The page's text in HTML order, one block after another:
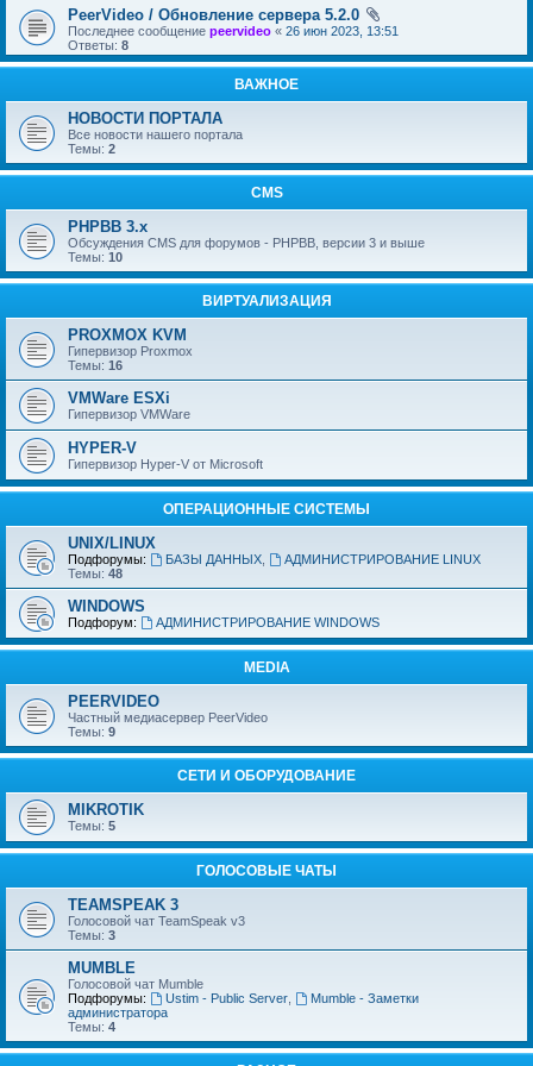
PeerVideo / Обновление сервера 5.2.0
Последнее сообщение peervideo « 26 июн 2023, 13:51
Ответы: 8
ВАЖНОЕ
НОВОСТИ ПОРТАЛА
Все новости нашего портала
Темы: 2
CMS
PHPBB 3.x
Обсуждения CMS для форумов - PHPBB, версии 3 и выше
Темы: 10
ВИРТУАЛИЗАЦИЯ
PROXMOX KVM
Гипервизор Proxmox
Темы: 16
VMWare ESXi
Гипервизор VMWare
HYPER-V
Гипервизор Hyper-V от Microsoft
ОПЕРАЦИОННЫЕ СИСТЕМЫ
UNIX/LINUX
Подфорумы: БАЗЫ ДАННЫХ,
АДМИНИСТРИРОВАНИЕ LINUX
Темы: 48
WINDOWS
Подфорум: АДМИНИСТРИРОВАНИЕ WINDOWS
MEDIA
PEERVIDEO
Частный медиасервер PeerVideo
Темы: 9
СЕТИ И ОБОРУДОВАНИЕ
MIKROTIK
Темы: 5
ГОЛОСОВЫЕ ЧАТЫ
TEAMSPEAK 3
Голосовой чат TeamSpeak v3
Темы: 3
MUMBLE
Голосовой чат Mumble
Подфорумы:
Ustim - Public Server,
Mumble - Заметки
администратора
Темы: 4